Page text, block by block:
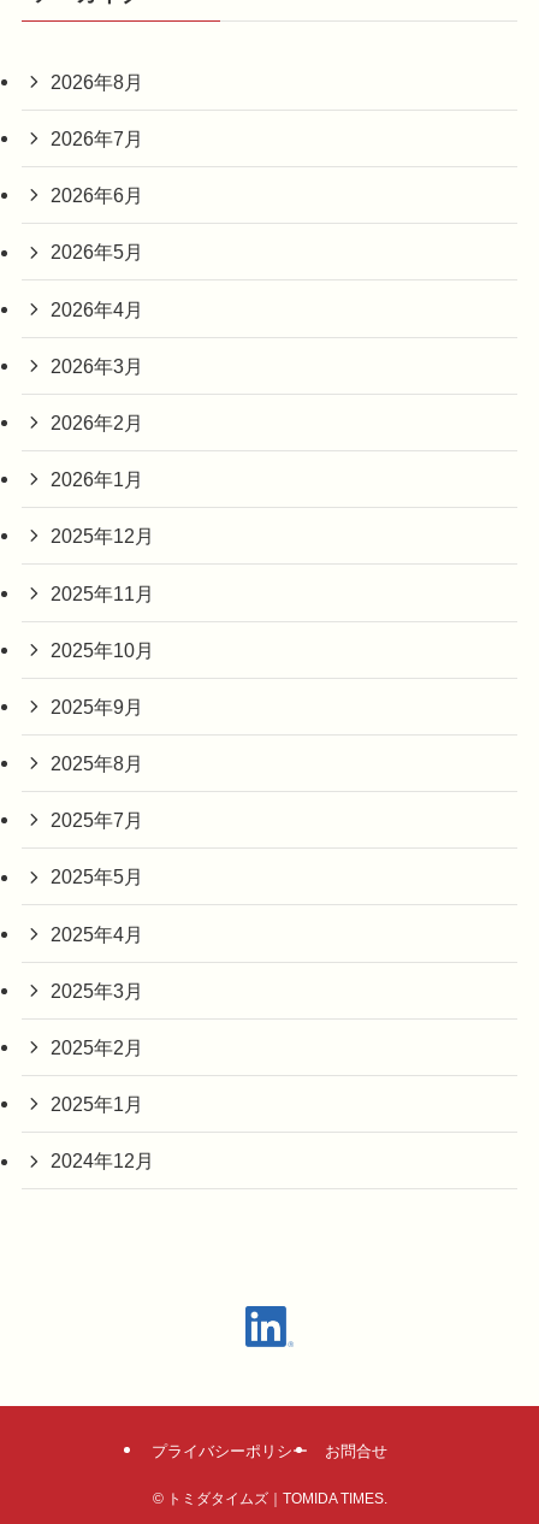
2026年8月
2026年7月
2026年6月
2026年5月
2026年4月
2026年3月
2026年2月
2026年1月
2025年12月
2025年11月
2025年10月
2025年9月
2025年8月
2025年7月
2025年5月
2025年4月
2025年3月
2025年2月
2025年1月
2024年12月
プライバシーポリシー お問合せ
©トミダタイムズ｜TOMIDA TIMES.